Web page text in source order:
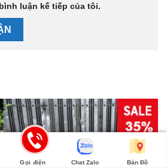
luận kế tiếp của tôi.
Bản Đồ
Chat Zalo
Gọi điện